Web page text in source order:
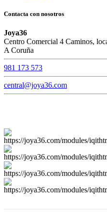
Contacta con nosotros
Joya36
Centro Comercial 4 Caminos,
A Coruña
981 173 573
central@joya36.com